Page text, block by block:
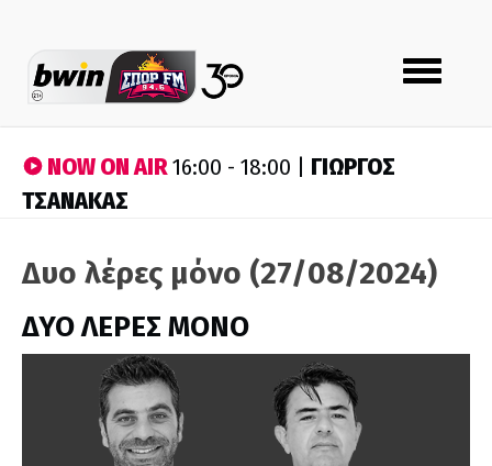
Toggle
navigation
NOW ON AIR16:00 - 18:00 | ΓΙΩΡΓΟΣ
ΤΣΑΝΑΚΑΣ
Δυο λέρες μόνο (27/08/2024)
ΔΥΟ ΛΕΡΕΣ ΜΟΝΟ